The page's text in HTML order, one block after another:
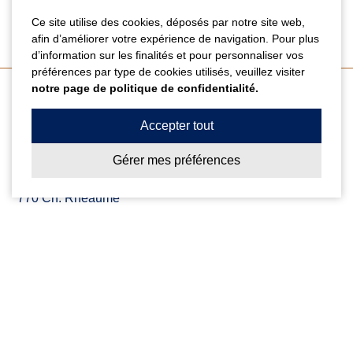
Coordonnées
Centre Dentaire Cailhier & Thibault
770 Ch. Rhéaume
Ce site utilise des cookies, déposés par notre site web,
afin d’améliorer votre expérience de navigation. Pour plus
d’information sur les finalités et pour personnaliser vos
préférences par type de cookies utilisés, veuillez visiter
notre page de politique de confidentialité.
Accepter tout
Gérer mes préférences